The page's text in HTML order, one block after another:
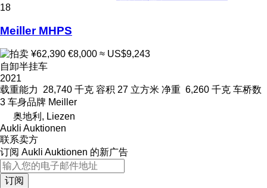
18
Meiller MHPS
¥62,390 €8,000 ≈ US$9,243
自卸半挂车
2021
载重能力 28,740 千克 容积 27 立方米 净重 6,260 千克 车桥数
3 车身品牌 Meiller
奥地利, Liezen
Aukli Auktionen
联系卖方
订阅 Aukli Auktionen 的新广告
订阅